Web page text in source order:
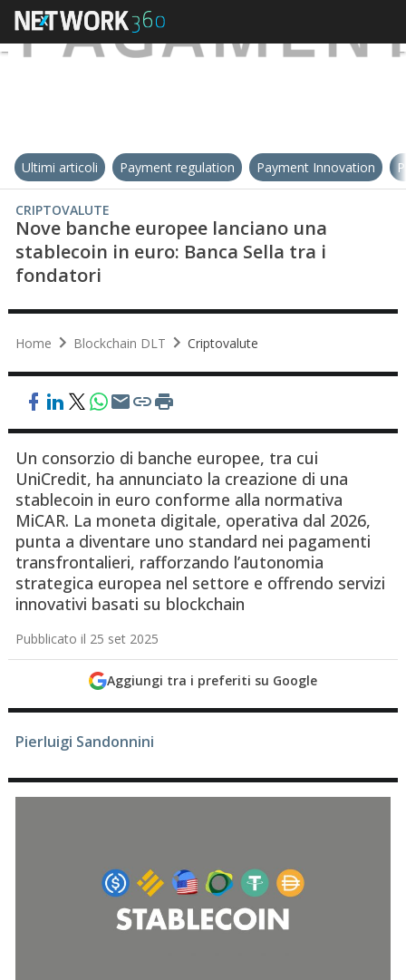
Ultimi articoli Payment regulation Payment Innovation
CRIPTOVALUTE
Nove banche europee lanciano una
stablecoin in euro: Banca Sella tra i
fondatori
Home Blockchain DLT Criptovalute
Un consorzio di banche europee, tra cui
UniCredit, ha annunciato la creazione di una
stablecoin in euro conforme alla normativa
MiCAR. La moneta digitale, operativa dal 2026,
punta a diventare uno standard nei pagamenti
transfrontalieri, rafforzando l’autonomia
strategica europea nel settore e offrendo servizi
innovativi basati su blockchain
Pubblicato il 25 set 2025
Aggiungi tra i preferiti su Google
Pierluigi Sandonnini